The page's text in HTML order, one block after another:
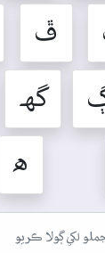
ڦ
گهہ
ه